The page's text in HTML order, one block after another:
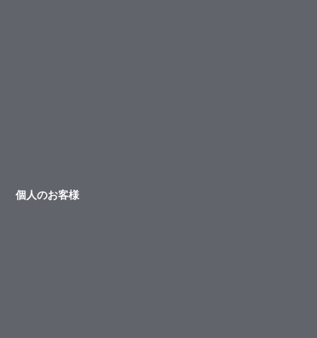
個人のお客様